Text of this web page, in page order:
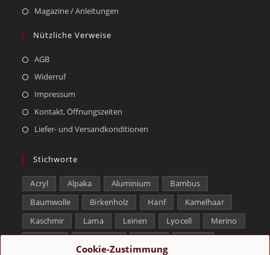
Cookie-Zustimmung
Magazine / Anleitungen
Nützliche Verweise
AGB
Widerruf
Impressum
Kontakt, Öffnungszeiten
Liefer- und Versandkonditionen
Stichworte
Acryl Alpaka Aluminium
Bambus
Baumwolle
Birkenholz Hanf
Kamelhaar
Kaschmir
Lama Leinen Lyocell
Merino